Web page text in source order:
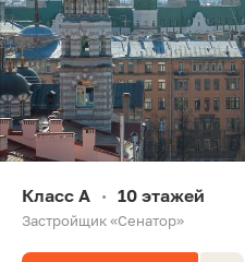
Класс A • 10 этажей
Застройщик «Сенатор»